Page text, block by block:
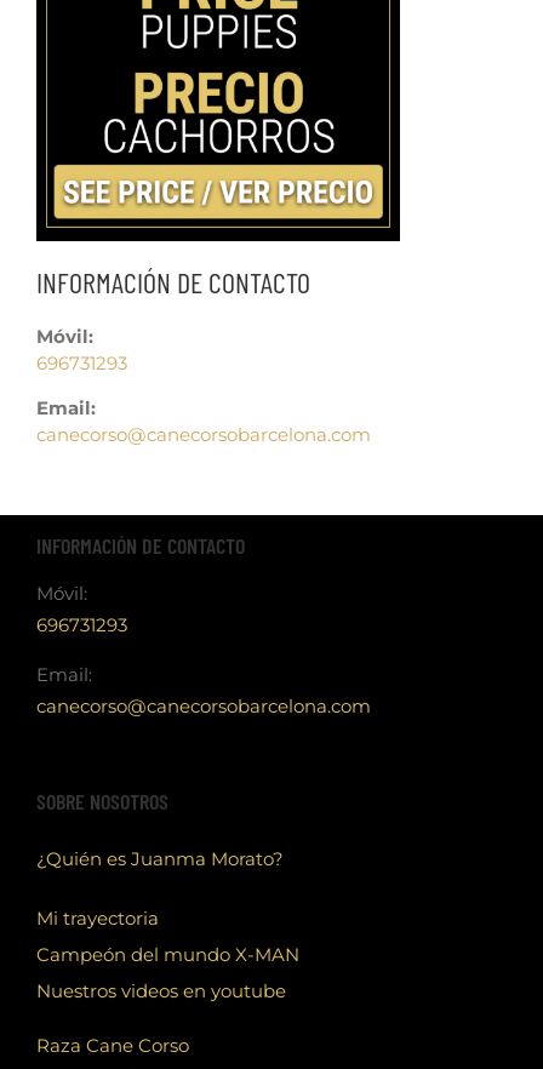
INFORMACIÓN DE CONTACTO
Móvil:
696731293
Email:
canecorso@canecorsobarcelona.com
INFORMACIÓN DE CONTACTO
Móvil:
696731293
Email:
canecorso@canecorsobarcelona.com
SOBRE NOSOTROS
¿Quién es Juanma Morato?
Mi trayectoria
Campeón del mundo X-MAN
Nuestros videos en youtube
Raza Cane Corso